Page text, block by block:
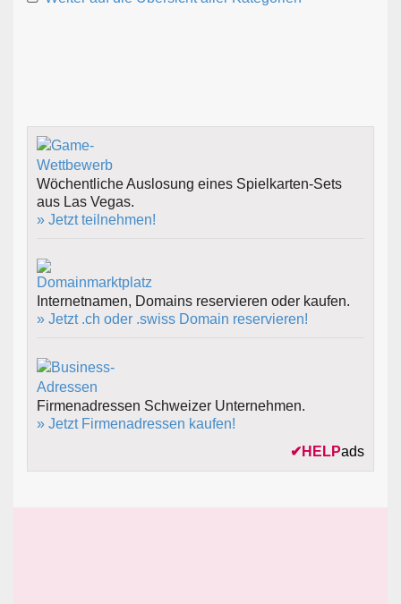
Wöchentliche Auslosung eines Spielkarten-Sets
aus Las Vegas.
» Jetzt teilnehmen!
Internetnamen, Domains reservieren oder kaufen.
» Jetzt .ch oder .swiss Domain reservieren!
Firmenadressen Schweizer Unternehmen.
» Jetzt Firmenadressen kaufen!
✔ HELPads